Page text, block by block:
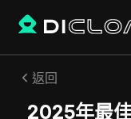
返回
2025年最